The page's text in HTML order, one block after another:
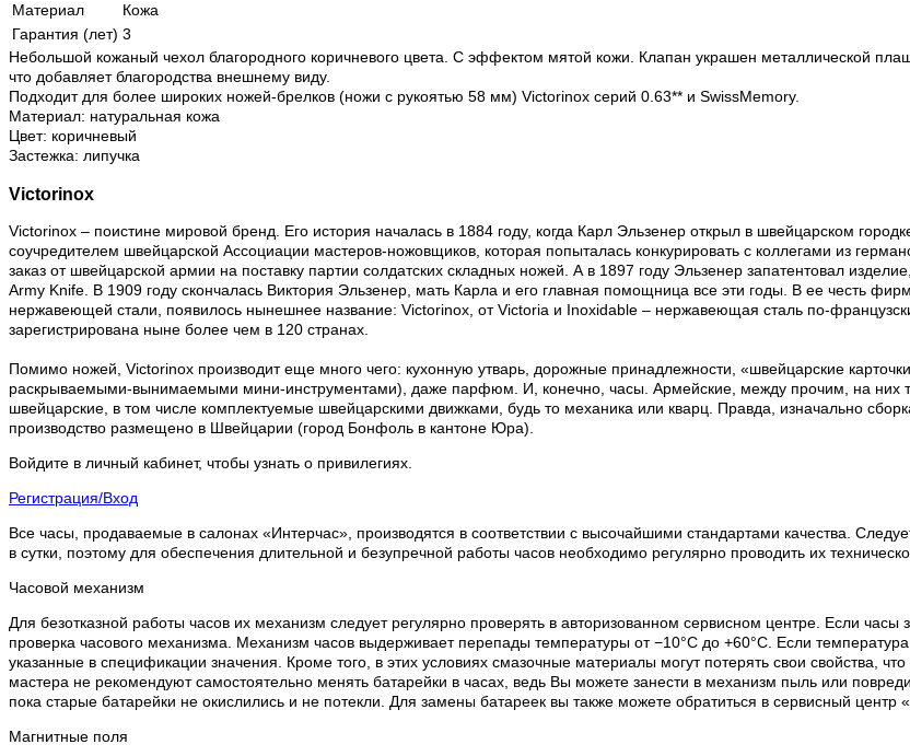
Материал
Кожа
Гарантия (лет) 3
Небольшой кожаный чехол благородного коричневого цвета. С эффектом мятой кожи. Клапан украшен металлической
что добавляет благородства внешнему виду.
Подходит для более широких ножей-брелков (ножи с рукоятью 58 мм) Victorinox серий 0.63** и SwissMemory.
Материал: натуральная кожа
Цвет: коричневый
Застежка: липучка
Victorinox
Victorinox – поистине мировой бренд. Его история началась в 1884 году, когда Карл Эльзенер открыл в швейцарском
соучредителем швейцарской Ассоциации мастеров-ножовщиков, которая попыталась конкурировать с коллегами из
заказ от швейцарской армии на поставку партии солдатских складных ножей. А в 1897 году Эльзенер запатентовал
Army Knife. В 1909 году скончалась Виктория Эльзенер, мать Карла и его главная помощница все эти годы. В ее честь
нержавеющей стали, появилось нынешнее название: Victorinox, от Victoria и Inoxidable – нержавеющая сталь по-
зарегистрирована ныне более чем в 120 странах.
Помимо ножей, Victorinox производит еще много чего: кухонную утварь, дорожные принадлежности, «швейцарские
раскрываемыми-вынимаемыми мини-инструментами), даже парфюм. И, конечно, часы. Армейские, между прочим, на них
швейцарские, в том числе комплектуемые швейцарскими движками, будь то механика или кварц. Правда, изначально
производство размещено в Швейцарии (город Бонфоль в кантоне Юра).
Войдите в личный кабинет, чтобы узнать о привилегиях.
Регистрация/Вход
Все часы, продаваемые в салонах «Интерчас», производятся в соответствии с высочайшими стандартами качества.
в сутки, поэтому для обеспечения длительной и безупречной работы часов необходимо регулярно проводить их
Часовой механизм
Для безотказной работы часов их механизм следует регулярно проверять в авторизованном сервисном центре. Если
проверка часового механизма. Механизм часов выдерживает перепады температуры от −10°C до +60°C. Если
указанные в спецификации значения. Кроме того, в этих условиях смазочные материалы могут потерять свои свойства,
мастера не рекомендуют самостоятельно менять батарейки в часах, ведь Вы можете занести в механизм пыль или
пока старые батарейки не окислились и не потекли. Для замены батареек вы также можете обратиться в сервисный центр
Магнитные поля